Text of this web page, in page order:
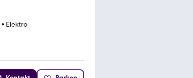
• Elektro